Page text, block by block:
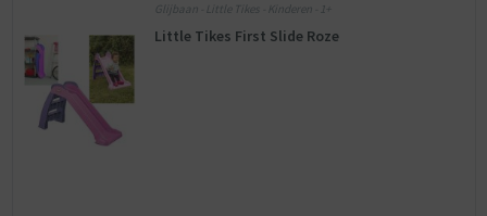
Glijbaan - Little Tikes - Kinderen - 1+
Little Tikes First Slide Roze